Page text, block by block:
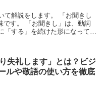
て解説をします。 「お聞きし
です。 「お聞きし」は、動詞
する」を続けた形になってい
失礼します」とは？ビジ
ルや敬語の使い方を徹底